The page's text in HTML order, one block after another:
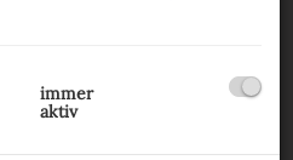
immer
aktiv